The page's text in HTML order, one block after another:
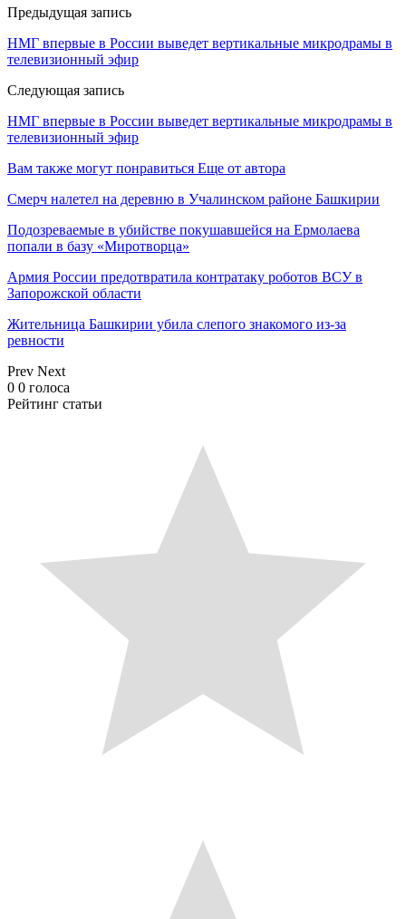
Предыдущая запись
НМГ впервые в России выведет вертикальные микродрамы в
телевизионный эфир
Следующая запись
НМГ впервые в России выведет вертикальные микродрамы в
телевизионный эфир
Вам также могут понравиться Еще от автора
Смерч налетел на деревню в Учалинском районе Башкирии
Подозреваемые в убийстве покушавшейся на Ермолаева
попали в базу «Миротворца»
Армия России предотвратила контратаку роботов ВСУ в
Запорожской области
Жительница Башкирии убила слепого знакомого из-за
ревности
Prev Next
0 0 голоса
Рейтинг статьи